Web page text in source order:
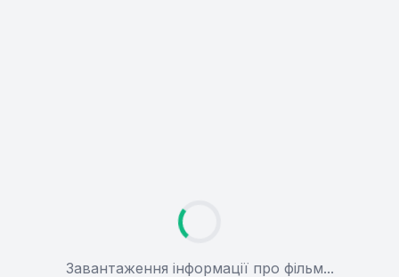
Завантаження інформації про фільм...